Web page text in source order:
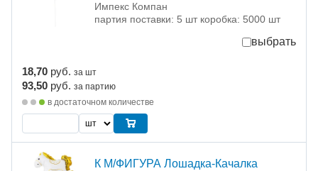
Импекс Компан
партия поставки: 5 шт коробка: 5000 шт
выбрать
18,70 руб. за шт
93,50 руб. за партию
в достаточном количестве
К М/ФИГУРА Лошадка-Качалка